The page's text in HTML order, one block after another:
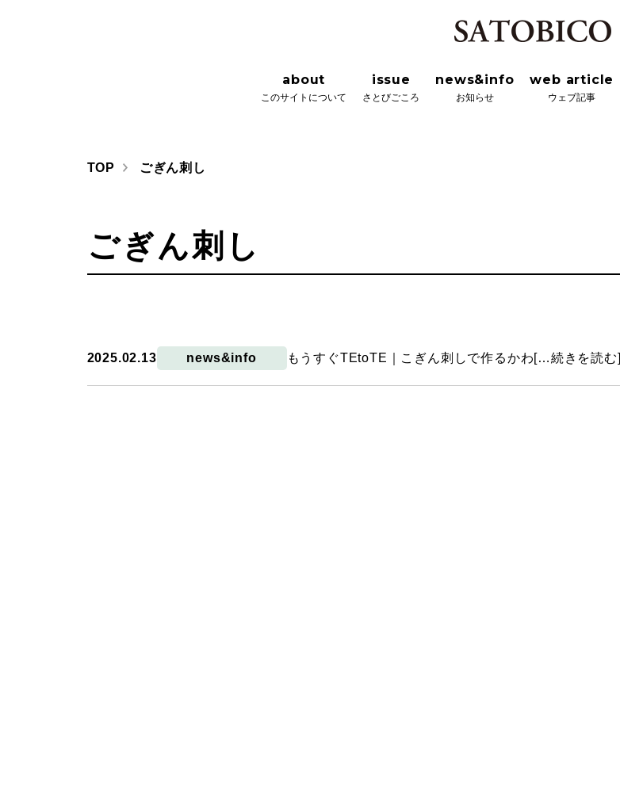
about
このサイトについて
issue
さとびごころ
news&info
お知らせ
web article
ウェブ記事
news&info web article blog
TOP ごぎん刺し
ごぎん刺し
2025.02.13 news&info もうすぐTEtoTE｜こぎん刺しで作るかわ[…続きを読む]